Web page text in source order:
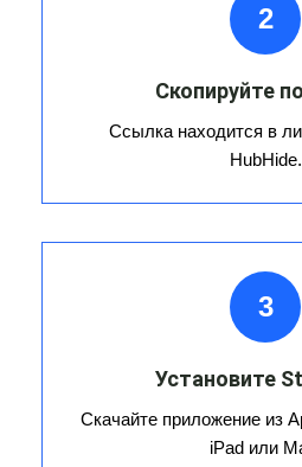
2
Скопируйте
Ссылка находится в
HubHide.
3
Установите
Скачайте приложение из
iPad или